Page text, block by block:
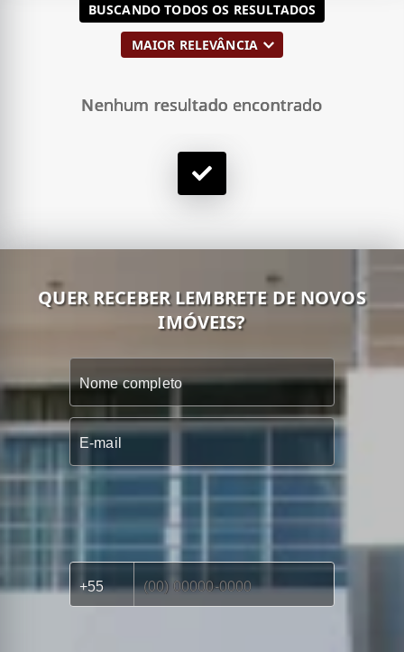
BUSCANDO TODOS OS RESULTADOS
MAIOR RELEVÂNCIA
Nenhum resultado encontrado
QUER RECEBER LEMBRETE DE NOVOS
IMÓVEIS?